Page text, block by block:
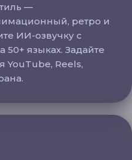
—
ретро и
ИИ-озвучку с
языках. Задайте
YouTube, Reels,
свой фильм